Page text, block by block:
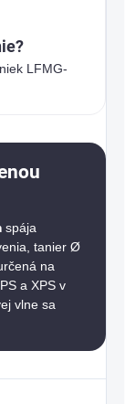
LFMG-
spája
tanier Ø
na
a XPS v
vlne sa